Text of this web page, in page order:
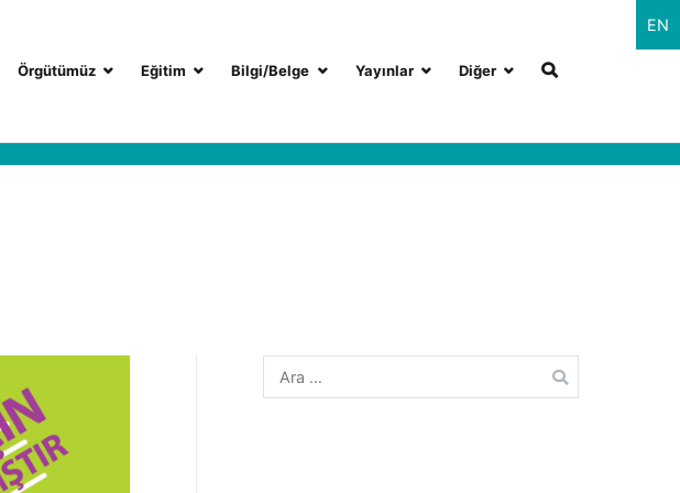
EN
Örgütümüz Eğitim Bilgi/Belge Yayınlar Diğer
Arama: